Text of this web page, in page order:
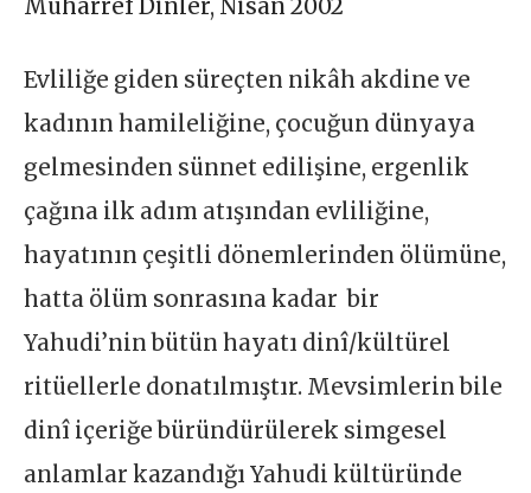
Muharref Dinler, Nisan 2002
Evliliğe giden süreçten nikâh akdine ve
kadının hamileliğine, çocuğun dünyaya
gelmesinden sünnet edilişine, ergenlik
çağına ilk adım atışından evliliğine,
hayatının çeşitli dönemlerinden ölümüne,
hatta ölüm sonrasına kadar bir
Yahudi’nin bütün hayatı dinî/kültürel
ritüellerle donatılmıştır. Mevsimlerin bile
dinî içeriğe büründürülerek simgesel
anlamlar kazandığı Yahudi kültüründe